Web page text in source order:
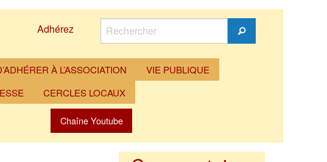
Adhérez
Rechercher
Rechercher
À L’ASSOCIATION
VIE PUBLIQUE
CERCLES LOCAUX
Chaîne Youtube